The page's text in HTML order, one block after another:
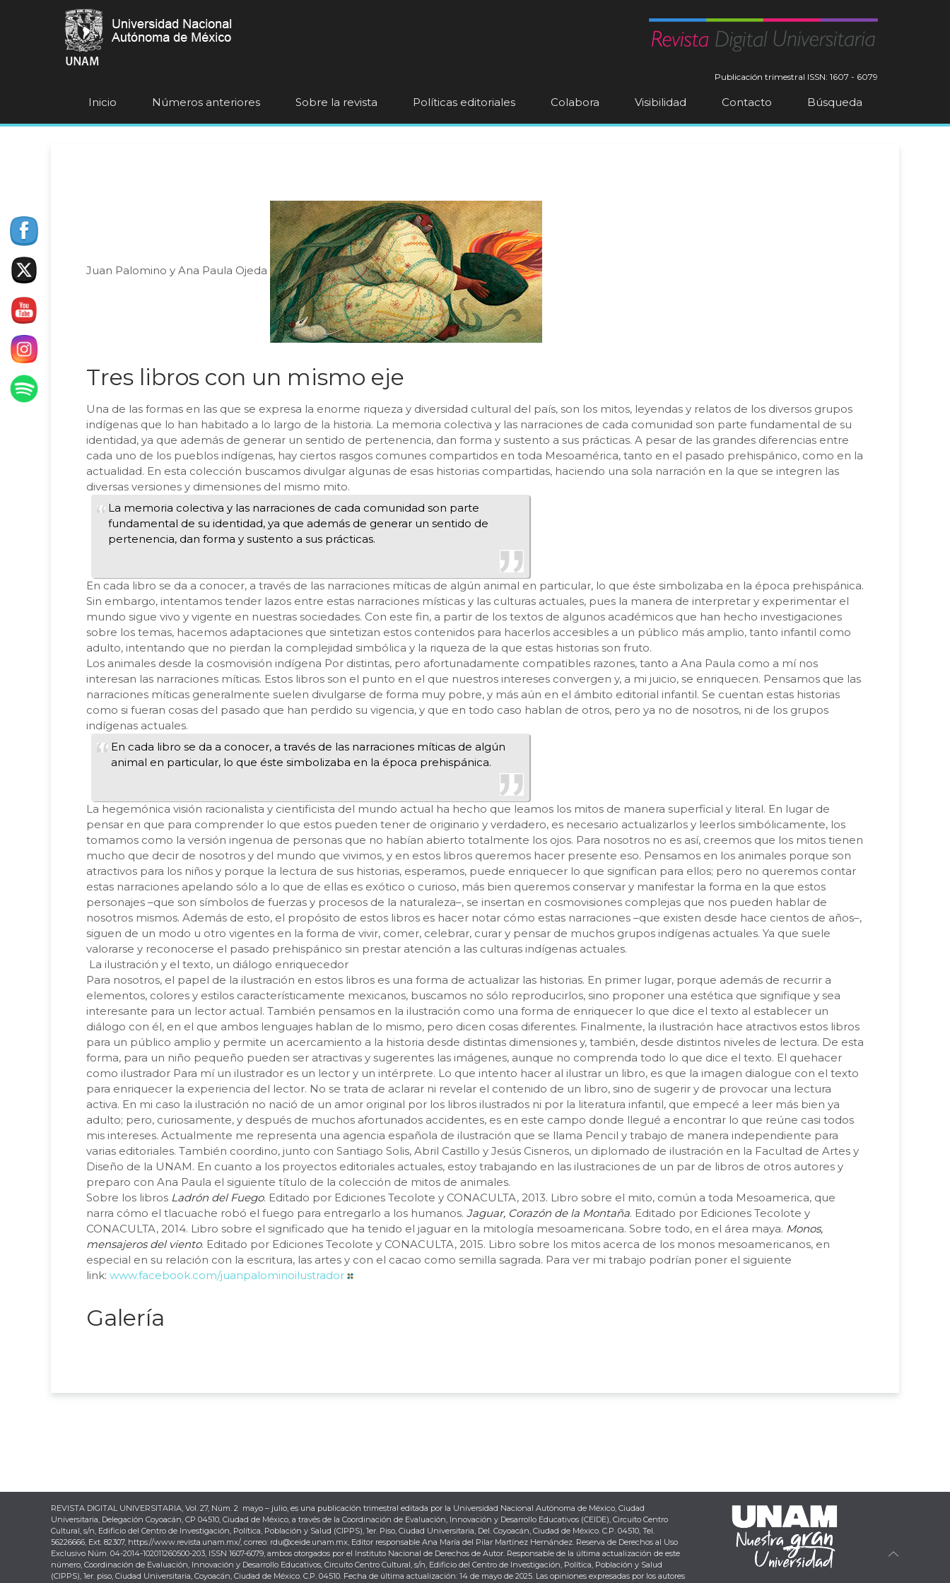
Publicación trimestral ISSN: 1607 - 6079
Inicio Números anteriores Sobre la revista Políticas editoriales Colabora Visibilidad Contacto Búsqueda
Juan Palomino y Ana Paula Ojeda
Tres libros con un mismo eje
Una de las formas en las que se expresa la enorme riqueza y diversidad cultural del país, son los mitos, leyendas y relatos de los diversos grupos
indígenas que lo han habitado a lo largo de la historia. La memoria colectiva y las narraciones de cada comunidad son parte fundamental de su
identidad, ya que además de generar un sentido de pertenencia, dan forma y sustento a sus prácticas. A pesar de las grandes diferencias entre
cada uno de los pueblos indígenas, hay ciertos rasgos comunes compartidos en toda Mesoamérica, tanto en el pasado prehispánico, como en la
actualidad. En esta colección buscamos divulgar algunas de esas historias compartidas, haciendo una sola narración en la que se integren las
diversas versiones y dimensiones del mismo mito.
La memoria colectiva y las narraciones de cada comunidad son parte
fundamental de su identidad, ya que además de generar un sentido de
pertenencia, dan forma y sustento a sus prácticas.
En cada libro se da a conocer, a través de las narraciones míticas de algún animal en particular, lo que éste simbolizaba en la época prehispánica.
Sin embargo, intentamos tender lazos entre estas narraciones místicas y las culturas actuales, pues la manera de interpretar y experimentar el
mundo sigue vivo y vigente en nuestras sociedades. Con este fin, a partir de los textos de algunos académicos que han hecho investigaciones
sobre los temas, hacemos adaptaciones que sintetizan estos contenidos para hacerlos accesibles a un público más amplio, tanto infantil como
adulto, intentando que no pierdan la complejidad simbólica y la riqueza de la que estas historias son fruto.
Los animales desde la cosmovisión indígena Por distintas, pero afortunadamente compatibles razones, tanto a Ana Paula como a mí nos
interesan las narraciones míticas. Estos libros son el punto en el que nuestros intereses convergen y, a mi juicio, se enriquecen. Pensamos que las
narraciones míticas generalmente suelen divulgarse de forma muy pobre, y más aún en el ámbito editorial infantil. Se cuentan estas historias
como si fueran cosas del pasado que han perdido su vigencia, y que en todo caso hablan de otros, pero ya no de nosotros, ni de los grupos
indígenas actuales.
En cada libro se da a conocer, a través de las narraciones míticas de algún
animal en particular, lo que éste simbolizaba en la época prehispánica.
La hegemónica visión racionalista y cientificista del mundo actual ha hecho que leamos los mitos de manera superficial y literal. En lugar de
pensar en que para comprender lo que estos pueden tener de originario y verdadero, es necesario actualizarlos y leerlos simbólicamente, los
tomamos como la versión ingenua de personas que no habían abierto totalmente los ojos. Para nosotros no es así, creemos que los mitos tienen
mucho que decir de nosotros y del mundo que vivimos, y en estos libros queremos hacer presente eso. Pensamos en los animales porque son
atractivos para los niños y porque la lectura de sus historias, esperamos, puede enriquecer lo que significan para ellos; pero no queremos contar
estas narraciones apelando sólo a lo que de ellas es exótico o curioso, más bien queremos conservar y manifestar la forma en la que estos
personajes –que son símbolos de fuerzas y procesos de la naturaleza–, se insertan en cosmovisiones complejas que nos pueden hablar de
nosotros mismos. Además de esto, el propósito de estos libros es hacer notar cómo estas narraciones –que existen desde hace cientos de años–,
siguen de un modo u otro vigentes en la forma de vivir, comer, celebrar, curar y pensar de muchos grupos indígenas actuales. Ya que suele
valorarse y reconocerse el pasado prehispánico sin prestar atención a las culturas indígenas actuales.
La ilustración y el texto, un diálogo enriquecedor
Para nosotros, el papel de la ilustración en estos libros es una forma de actualizar las historias. En primer lugar, porque además de recurrir a
elementos, colores y estilos característicamente mexicanos, buscamos no sólo reproducirlos, sino proponer una estética que signifique y sea
interesante para un lector actual. También pensamos en la ilustración como una forma de enriquecer lo que dice el texto al establecer un
diálogo con él, en el que ambos lenguajes hablan de lo mismo, pero dicen cosas diferentes. Finalmente, la ilustración hace atractivos estos libros
para un público amplio y permite un acercamiento a la historia desde distintas dimensiones y, también, desde distintos niveles de lectura. De esta
forma, para un niño pequeño pueden ser atractivas y sugerentes las imágenes, aunque no comprenda todo lo que dice el texto. El quehacer
como ilustrador Para mí un ilustrador es un lector y un intérprete. Lo que intento hacer al ilustrar un libro, es que la imagen dialogue con el texto
para enriquecer la experiencia del lector. No se trata de aclarar ni revelar el contenido de un libro, sino de sugerir y de provocar una lectura
activa. En mi caso la ilustración no nació de un amor original por los libros ilustrados ni por la literatura infantil, que empecé a leer más bien ya
adulto; pero, curiosamente, y después de muchos afortunados accidentes, es en este campo donde llegué a encontrar lo que reúne casi todos
mis intereses. Actualmente me representa una agencia española de ilustración que se llama Pencil y trabajo de manera independiente para
varias editoriales. También coordino, junto con Santiago Solis, Abril Castillo y Jesús Cisneros, un diplomado de ilustración en la Facultad de Artes y
Diseño de la UNAM. En cuanto a los proyectos editoriales actuales, estoy trabajando en las ilustraciones de un par de libros de otros autores y
preparo con Ana Paula el siguiente título de la colección de mitos de animales.
Sobre los libros Ladrón del Fuego. Editado por Ediciones Tecolote y CONACULTA, 2013. Libro sobre el mito, común a toda Mesoamerica, que
narra cómo el tlacuache robó el fuego para entregarlo a los humanos. Jaguar, Corazón de la Montaña. Editado por Ediciones Tecolote y
CONACULTA, 2014. Libro sobre el significado que ha tenido el jaguar en la mitología mesoamericana. Sobre todo, en el área maya. Monos,
mensajeros del viento. Editado por Ediciones Tecolote y CONACULTA, 2015. Libro sobre los mitos acerca de los monos mesoamericanos, en
especial en su relación con la escritura, las artes y con el cacao como semilla sagrada. Para ver mi trabajo podrían poner el siguiente
link: www.facebook.com/juanpalominoilustrador
Galería
REVISTA DIGITAL UNIVERSITARIA, Vol. 27, Núm. 2 mayo – julio, es una publicación trimestral editada por la Universidad Nacional Autónoma de México, Ciudad
Universitaria, Delegación Coyoacán, CP 04510, Ciudad de México, a través de la Coordinación de Evaluación, Innovación y Desarrollo Educativos (CEIDE), Circuito Centro
Cultural, s/n, Edificio del Centro de Investigación, Política, Población y Salud (CIPPS), 1er. Piso, Ciudad Universitaria, Del. Coyoacán, Ciudad de México. C.P. 04510, Tel.
56226666, Ext. 82307, https://www.revista.unam.mx/, correo: rdu@ceide.unam.mx, Editor responsable Ana María del Pilar Martínez Hernández. Reserva de Derechos al Uso
Exclusivo Núm. 04-2014-102011260500-203, ISSN 1607-6079, ambos otorgados por el Instituto Nacional de Derechos de Autor. Responsable de la última actualización de este
número, Coordinación de Evaluación, Innovación y Desarrollo Educativos, Circuito Centro Cultural, s/n, Edificio del Centro de Investigación, Política, Población y Salud
(CIPPS), 1er. piso, Ciudad Universitaria, Coyoacán, Ciudad de México. C.P. 04510. Fecha de última actualización: 14 de mayo de 2025. Las opiniones expresadas por los autores